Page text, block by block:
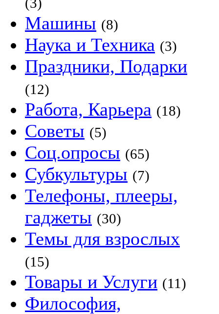
Машины (8)
Наука и Техника (3)
Праздники, Подарки
(12)
Работа, Карьера (18)
Советы (5)
Соц.опросы (65)
Субкультуры (7)
Телефоны, плееры,
гаджеты (30)
Темы для взрослых
(15)
Товары и Услуги (11)
Философия,